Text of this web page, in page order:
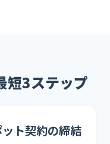
短3ステップ
ト契約の締結